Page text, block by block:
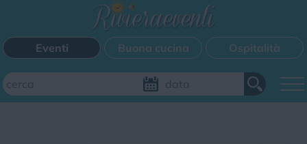
Eventi Buona cucina Ospitalità